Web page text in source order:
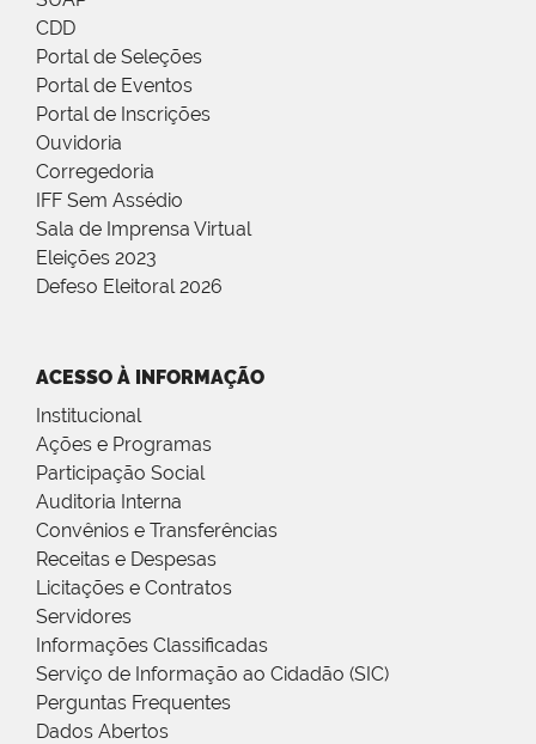
CDD
Portal de Seleções
Portal de Eventos
Portal de Inscrições
Ouvidoria
Corregedoria
IFF Sem Assédio
Sala de Imprensa Virtual
Eleições 2023
Defeso Eleitoral 2026
ACESSO À INFORMAÇÃO
Institucional
Ações e Programas
Participação Social
Auditoria Interna
Convênios e Transferências
Receitas e Despesas
Licitações e Contratos
Servidores
Informações Classificadas
Serviço de Informação ao Cidadão (SIC)
Perguntas Frequentes
Dados Abertos